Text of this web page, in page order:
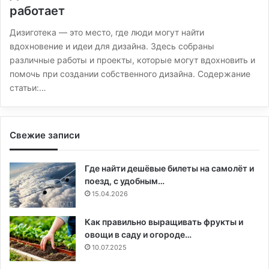
работает
Дизиготека — это место, где люди могут найти
вдохновение и идеи для дизайна. Здесь собраны
различные работы и проекты, которые могут вдохновить и
помочь при создании собственного дизайна. Содержание
статьи:…
Свежие записи
Где найти дешёвые билеты на самолёт и
поезд, с удобным…
15.04.2026
Как правильно выращивать фрукты и
овощи в саду и огороде…
10.07.2025